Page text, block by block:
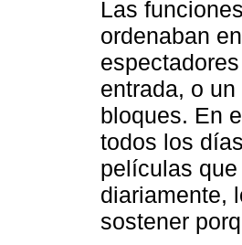
Las
ordenaban
entrada, o
bloques. En
todos los
películas
diariamente,
sostener